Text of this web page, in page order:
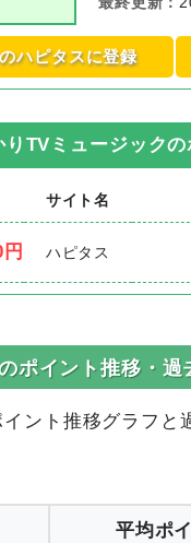
ハピタスに登録
りTVミュージックの
サイト名
ハピタス
イント推移グラフと